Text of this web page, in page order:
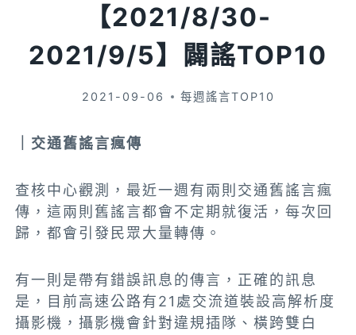
【2021/8/30-
2021/9/5】闢謠TOP10
2021-09-06 每週謠言TOP10
｜交通舊謠言瘋傳
查核中心觀測，最近一週有兩則交通舊謠言瘋
傳，這兩則舊謠言都會不定期就復活，每次回
歸，都會引發民眾大量轉傳。
有一則是帶有錯誤訊息的傳言，正確的訊息
是，目前高速公路有21處交流道裝設高解析度
攝影機，攝影機會針對違規插隊、橫跨雙白